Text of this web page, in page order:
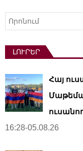
Որոնել
ԼՈՒՐԵՐ
Հայ
16:28-05.08.26